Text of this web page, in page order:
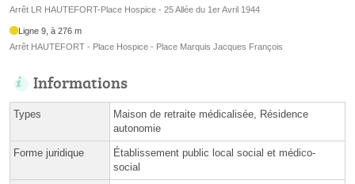
Arrêt LR HAUTEFORT-Place Hospice - 25 Allée du 1er Avril 1944
Ligne 9, à 276 m
Arrêt HAUTEFORT - Place Hospice - Place Marquis Jacques François
Informations
Types
Maison de retraite médicalisée, Résidence
autonomie
Forme juridique
Établissement public local social et médico-
social